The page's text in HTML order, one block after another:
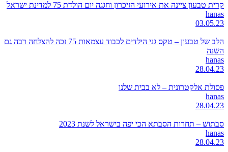
קרית טבעון ציינה את אירועי הזיכרון וחגגה יום הולדת 75 למדינת ישראל
hanas
03.05.23
הלב של טבעון – טקס גני הילדים לכבוד עצמאות 75 זכה להצלחה רבה גם
השנה
hanas
28.04.23
פסולת אלקטרונית – לא בבית שלנו
hanas
28.04.23
סבתוש – תחרות הסבתא הכי יפה בישראל לשנת 2023
hanas
28.04.23